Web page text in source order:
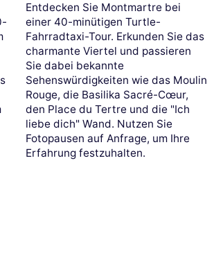
Entdecken Sie Montmartre bei
einer 40-minütigen Turtle-
Fahrradtaxi-Tour. Erkunden Sie das
charmante Viertel und passieren
Sie dabei bekannte
Sehenswürdigkeiten wie das Moulin
Rouge, die Basilika Sacré-Cœur,
den Place du Tertre und die "Ich
liebe dich" Wand. Nutzen Sie
Fotopausen auf Anfrage, um Ihre
Erfahrung festzuhalten.